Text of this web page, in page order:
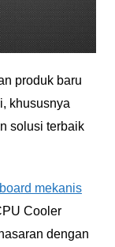
produk baru
khususnya
solusi terbaik
mekanis
Cooler
dengan